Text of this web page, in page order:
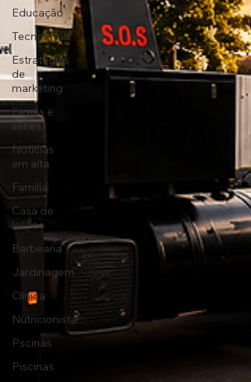
Educação
Tecnologia
Estratégias
de
marketing
Filmes e
séries
Noticias
em alta
Família
Casa de
leilões
Barbearia
Jardinagem
Clínica
Nutricionista
Pscinas
Piscinas